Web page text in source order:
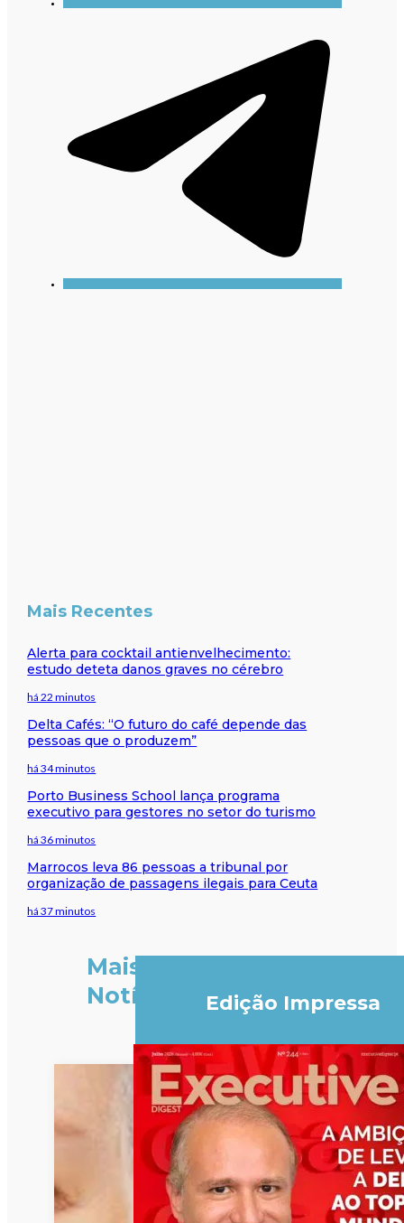
Mais Recentes
Alerta para cocktail antienvelhecimento:
estudo deteta danos graves no cérebro
há 22 minutos
Delta Cafés: “O futuro do café depende das
pessoas que o produzem”
há 34 minutos
Porto Business School lança programa
executivo para gestores no setor do turismo
há 36 minutos
Marrocos leva 86 pessoas a tribunal por
organização de passagens ilegais para Ceuta
há 37 minutos
Mais
Notícias
Edição Impressa